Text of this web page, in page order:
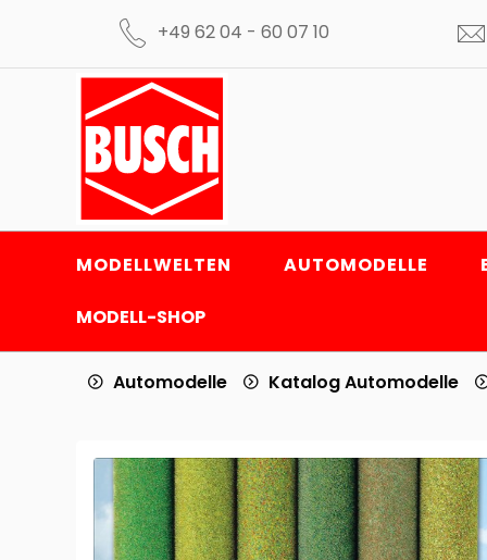
+49 62 04 - 60 07 10
MODELLWELTEN AUTOMODELLE
MODELL-SHOP
Automodelle Katalog Automodelle